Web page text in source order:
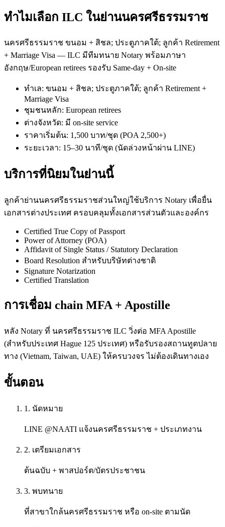
ทำไมเลือก ILC ในย่านนครศรีธรรมราช
นครศรีธรรมราช ขนอม + สิชล; ประตูภาคใต้; ลูกค้า Retirement
+ Marriage Visa — ILC มีทีมทนาย Notary พร้อมภาษา
อังกฤษ/European retirees รองรับ Same-day + On-site
ทำเล: ขนอม + สิชล; ประตูภาคใต้; ลูกค้า Retirement +
Marriage Visa
ชุมชนหลัก: European retirees
ต่างจังหวัด: มี on-site service
ราคาเริ่มต้น: 1,500 บาท/ชุด (POA 2,500+)
ระยะเวลา: 15–30 นาที/ชุด (นัดล่วงหน้าผ่าน LINE)
บริการที่นิยมในย่านนี้
ลูกค้าย่านนครศรีธรรมราชส่วนใหญ่ใช้บริการ Notary เพื่อยื่น
เอกสารต่างประเทศ ครอบคลุมทั้งเอกสารส่วนตัวและองค์กร
Certified True Copy of Passport
Power of Attorney (POA)
Affidavit of Single Status / Statutory Declaration
Board Resolution สำหรับบริษัทต่างชาติ
Signature Notarization
Certified Translation
การเชื่อม chain MFA + Apostille
หลัง Notary ที่ นครศรีธรรมราช ILC วิ่งต่อ MFA Apostille
(สำหรับประเทศ Hague 125 ประเทศ) หรือรับรองสถานทูตปลาย
ทาง (Vietnam, Taiwan, UAE) ให้ครบวงจร ไม่ต้องเดินทางเอง
ขั้นตอน
1. นัดหมาย
LINE @NAATI แจ้งนครศรีธรรมราช + ประเภทงาน
2. เตรียมเอกสาร
ต้นฉบับ + พาสปอร์ต/บัตรประชาชน
3. พบทนาย
ที่สาขาใกล้นครศรีธรรมราช หรือ on-site ตามนัด